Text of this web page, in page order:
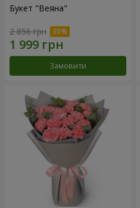
Букет "Веяна"
2 856 грн
Замовити